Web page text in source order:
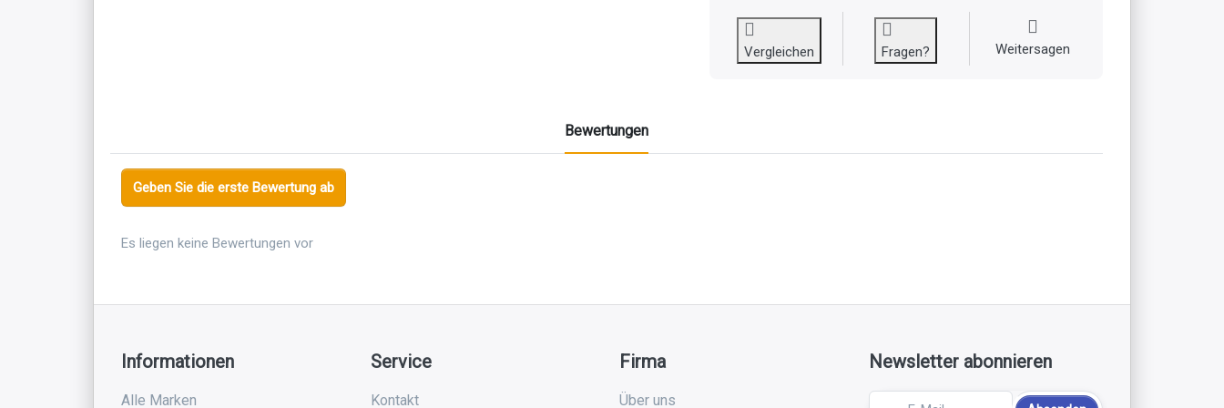
Vergleichen Fragen? Weitersagen
Bewertungen
Geben Sie die erste Bewertung ab
Es liegen keine Bewertungen vor
Informationen
Alle Marken
Service
Kontakt
Firma
Über uns
Newsletter abonnieren